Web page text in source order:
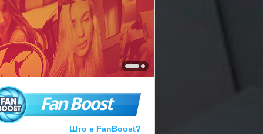
Fan Boost
Што е FanBoost?